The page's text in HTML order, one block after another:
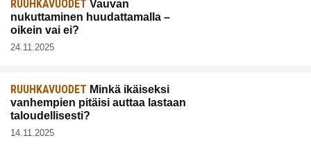
RUUHKAVUODET Vauvan
nukuttaminen huudattamalla –
oikein vai ei?
24.11.2025
RUUHKAVUODET Minkä ikäiseksi
vanhempien pitäisi auttaa lastaan
taloudellisesti?
14.11.2025